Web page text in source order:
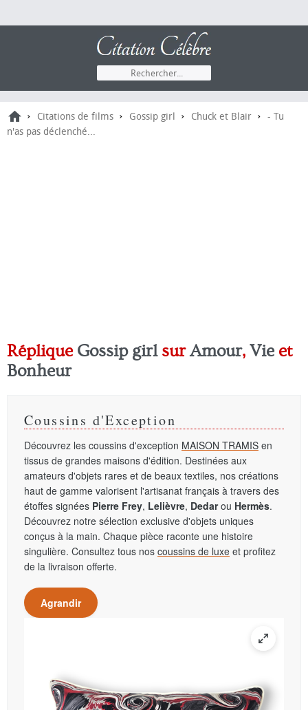
› Citations de films › Gossip girl › Chuck et Blair › - Tu
n'as pas déclenché...
Réplique Gossip girlsurAmour, Vieet
Bonheur
Coussins d'Exception
Découvrez les coussins d'exception MAISON TRAMIS en
tissus de grandes maisons d'édition. Destinées aux
amateurs d'objets rares et de beaux textiles, nos créations
haut de gamme valorisent l'artisanat français à travers des
étoffes signées Pierre Frey, Lelièvre, Dedarou Hermès.
Découvrez notre sélection exclusive d'objets uniques
conçus à la main. Chaque pièce raconte une histoire
singulière. Consultez tous nos coussins de luxe et profitez
de la livraison offerte.
Agrandir